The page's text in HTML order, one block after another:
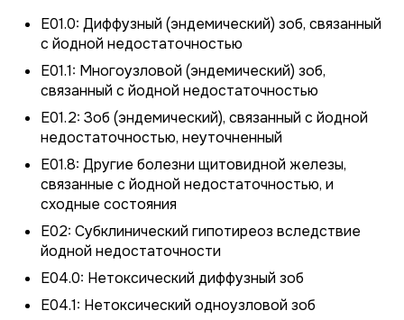
E01.0: Диффузный (эндемический) зоб, связанный
с йодной недостаточностью
E01.1: Многоузловой (эндемический) зоб,
связанный с йодной недостаточностью
E01.2: Зоб (эндемический), связанный с йодной
недостаточностью, неуточненный
E01.8: Другие болезни щитовидной железы,
связанные с йодной недостаточностью, и
сходные состояния
E02: Субклинический гипотиреоз вследствие
йодной недостаточности
E04.0: Нетоксический диффузный зоб
E04.1: Нетоксический одноузловой зоб